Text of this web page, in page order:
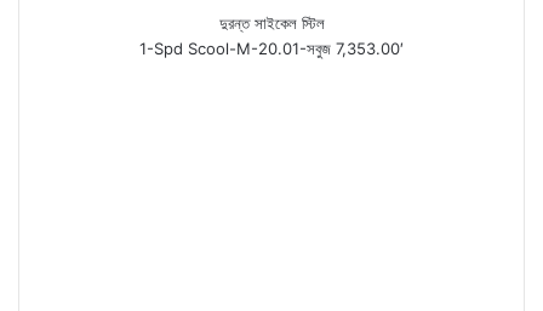
দুরন্ত সাইকেল স্টিল
1-Spd Scool-M-20.01-সবুজ 7,353.00′